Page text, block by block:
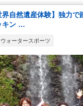
界自然遺産体験】独力
キン …
ォータースポーツ
キング・トレッキング
ークライミング
ニオニング・川下り